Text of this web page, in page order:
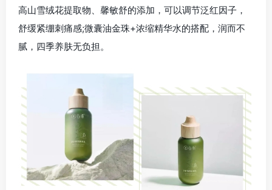
高山雪绒花提取物、馨敏舒的添加，可以调节泛红因子，
舒缓紧绷刺痛感;微囊油金珠+浓缩精华水的搭配，润而不
腻，四季养肤无负担。